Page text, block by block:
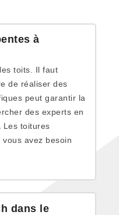
à
toits. Il faut
de réaliser des
peut garantir la
des experts en
Les toitures
avez besoin
dans le